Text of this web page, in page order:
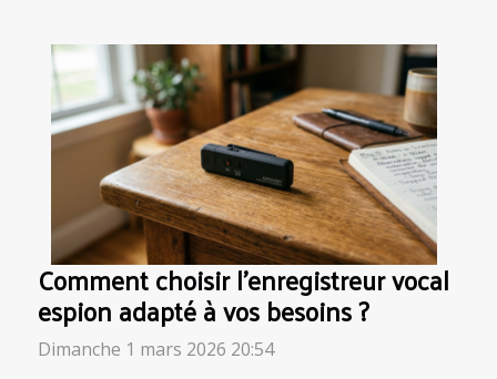
Comment choisir l'enregistreur vocal
espion adapté à vos besoins ?
Dimanche 1 mars 2026 20:54